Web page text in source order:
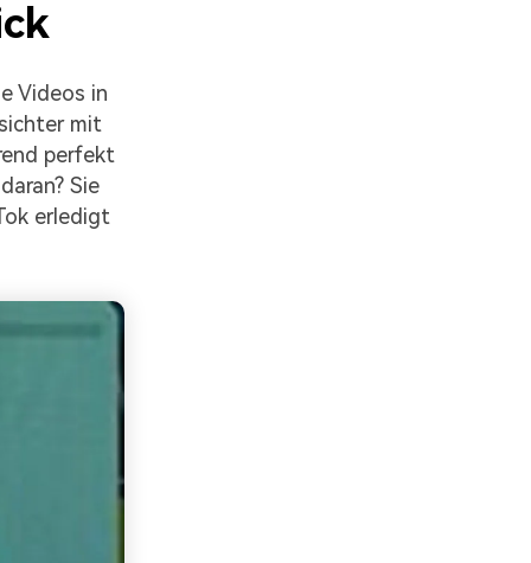
Videos in
mit
perfekt
Sie
erledigt